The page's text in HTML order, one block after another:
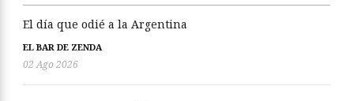
El día que odié a la Argentina
EL BAR DE ZENDA
02 Ago 2026